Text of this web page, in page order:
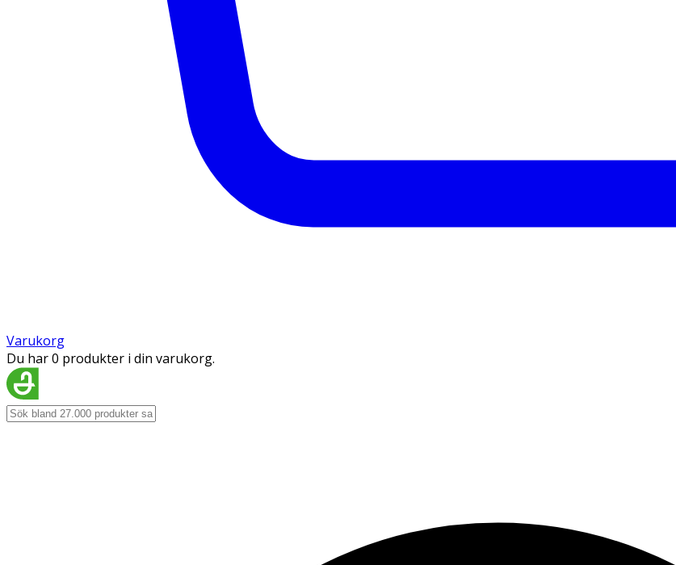
Varukorg
Du har 0 produkter i din varukorg.